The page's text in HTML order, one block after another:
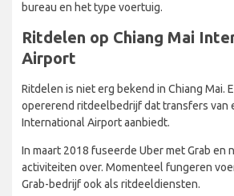
bureau en het type voertuig.
Ritdelen op Chiang Mai
Airport
Ritdelen is niet erg bekend in Chiang Mai.
opererend ritdeelbedrijf dat transfers van
International Airport aanbiedt.
In maart 2018 fuseerde Uber met Grab en
activiteiten over. Momenteel fungeren
Grab-bedrijf ook als ritdeeldiensten.